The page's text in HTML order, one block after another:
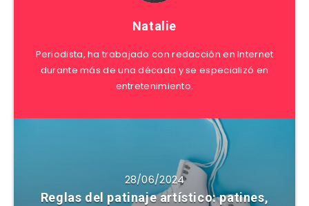
Natalie
Periodista, ha trabajado con redacción en Internet
durante más de una década y se especializó en
entretenimiento.
28/06/2024
Reglas del patinaje artístico: patines,